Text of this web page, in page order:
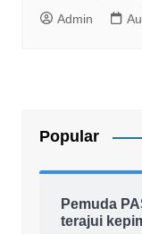
Admin
Popular
Pemuda
terajui